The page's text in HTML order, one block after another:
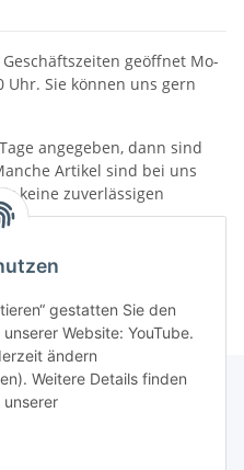
gestatten Sie den
Website: YouTube.
ändern
Weitere Details finden
unserer
geöffnet Mo-
Uhr. Sie können uns gern
angegeben, dann sind
Artikel sind bei uns
keine zuverlässigen